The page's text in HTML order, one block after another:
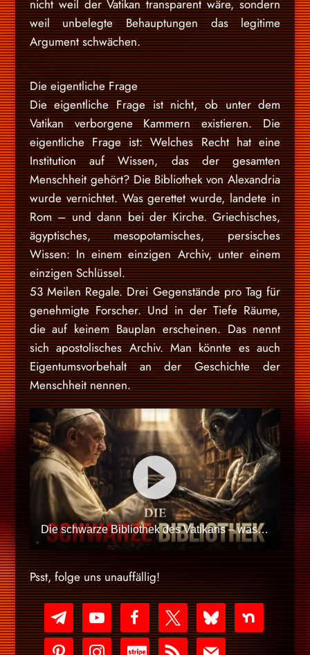
nicht weil der Vatikan transparent wäre, sondern
weil unbelegte Behauptungen das legitime
Argument schwächen.
Die eigentliche Frage
Die eigentliche Frage ist nicht, ob unter dem
Vatikan verborgene Kammern existieren. Die
eigentliche Frage ist: Welches Recht hat eine
Institution auf Wissen, das der gesamten
Menschheit gehört? Die Bibliothek von Alexandria
wurde vernichtet. Was gerettet wurde, landete in
Rom – und dann bei der Kirche. Griechisches,
ägyptisches, mesopotamisches, persisches
Wissen: In einem einzigen Archiv, unter einem
einzigen Schlüssel.
53 Meilen Regale. Drei Gegenstände pro Tag für
genehmigte Forscher. Und in der Tiefe Räume,
die auf keinem Bauplan erscheinen. Das nennt
sich apostolisches Archiv. Man könnte es auch
Eigentumsvorbehalt an der Geschichte der
Menschheit nennen.
Die schwarze Bibliothek des Vatikans – was sie der Welt verbergen wollten | Zum Schlaf
Psst, folge uns unauffällig!
telegramyoutube-
play
facebookx blueskynextdoor
pinterestinstagram
cc-
rss mail